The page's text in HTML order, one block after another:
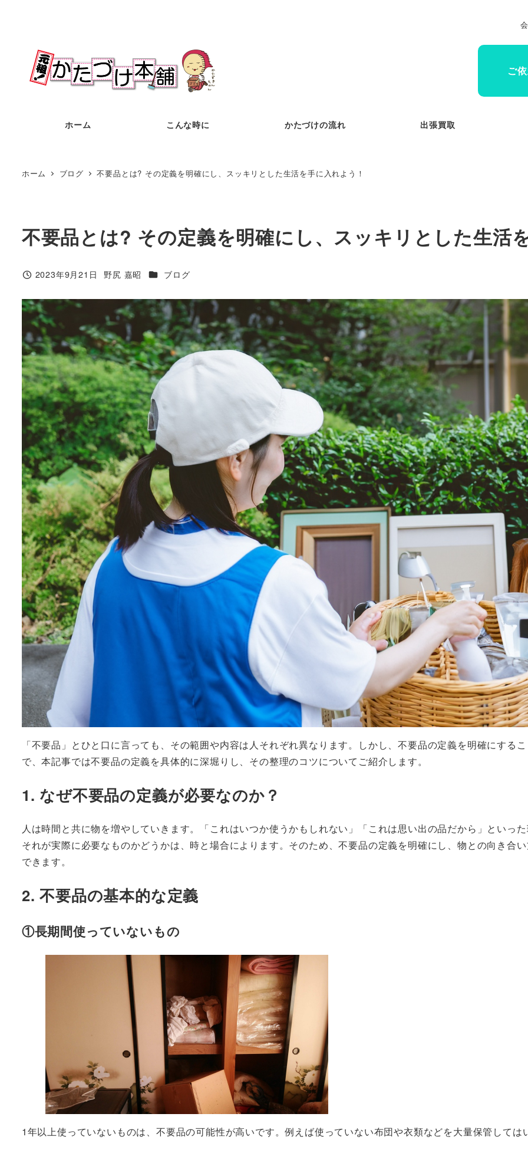
ご
ホーム こんな時に かたづけの流れ 出張買取
ホーム ブログ 不要品とは? その定義を明確にし、スッキリとした生活を手に入れよう！
不要品とは? その定義を明確にし、スッキリとした生活
投稿日
2023年9月21日
著
野尻 嘉昭 カテゴリー
ブログ
「不要品」とひと口に言っても、その範囲や内容は人それぞれ異なります。しかし、不要品の定義を明確にする
で、本記事では不要品の定義を具体的に深堀りし、その整理のコツについてご紹介します。
1. なぜ不要品の定義が必要なのか？
人は時間と共に物を増やしていきます。「これはいつか使うかもしれない」「これは思い出の品だから」といっ
それが実際に必要なものかどうかは、時と場合によります。そのため、不要品の定義を明確にし、物との向き合
できます。
2. 不要品の基本的な定義
①長期間使っていないもの
1年以上使っていないものは、不要品の可能性が高いです。例えば使っていない布団や衣類などを大量保管しては